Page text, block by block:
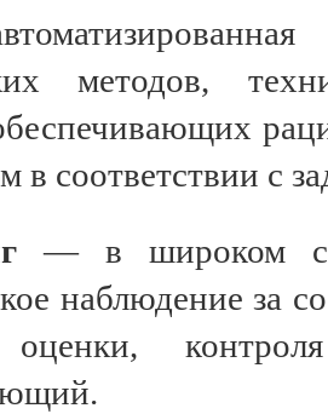
методов,
в соответствии с
— в широком
наблюдение за